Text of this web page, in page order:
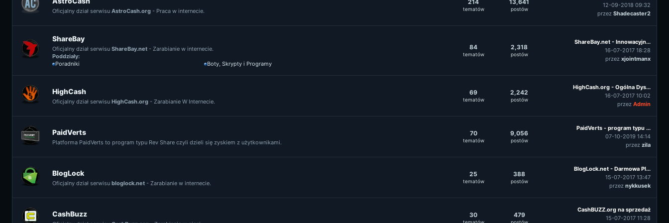
Oficjalny dział serwisu AstroCash.org - Praca w internecie.
214
tematów
13,641
postów
12-09-2018 09:32
przez Shadecaster2
ShareBay
Oficjalny dział serwisu ShareBay.net - Zarabianie w internecie.
Poddziały:
Poradniki
Boty, Skrypty i Programy
84
tematów
2,318
postów
ShareBay.net - Innowacyjn...
16-07-2017 18:28
przez xjointmanx
HighCash
Oficjalny dział serwisu HighCash.org - Zarabianie W Internecie.
69
tematów
2,242
postów
HighCash.org - Ogólna Dys...
16-07-2017 10:02
przez Admin
PaidVerts
Platforma PaidVerts to program typu Rev Share czyli dzieli się zyskiem z użytkownikami.
70
tematów
9,056
postów
PaidVerts - program typu ...
07-10-2019 14:14
przez zila
BlogLock
Oficjalny dział serwisu bloglock.net - Zarabianie w internecie.
25
tematów
388
postów
BlogLock.net - Darmowa Pl...
15-07-2017 13:47
przez nykkusek
CashBuzz 30 479
CashBUZZ.org na sprzedaż
15-07-2017 11:28